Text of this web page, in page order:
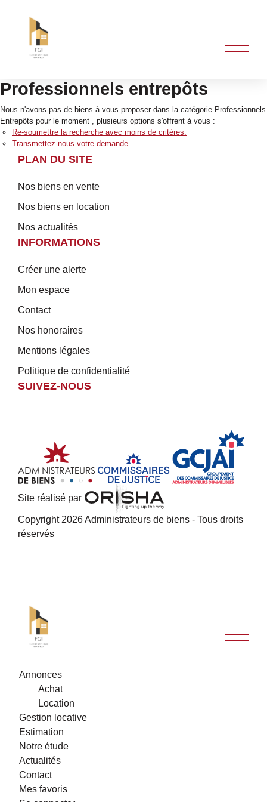
Professionnels entrepôts
Nous n'avons pas de biens à vous proposer dans la catégorie Professionnels
Entrepôts pour le moment , plusieurs options s'offrent à vous :
Re-soumettre la recherche avec moins de critères.
Transmettez-nous votre demande
PLAN DU SITE
Nos biens en vente
Nos biens en location
Nos actualités
INFORMATIONS
Créer une alerte
Mon espace
Contact
Nos honoraires
Mentions légales
Politique de confidentialité
SUIVEZ-NOUS
Site réalisé par
Copyright 2026 Administrateurs de biens - Tous droits
réservés
Annonces
Achat
Location
Gestion locative
Estimation
Notre étude
Actualités
Contact
Mes favoris